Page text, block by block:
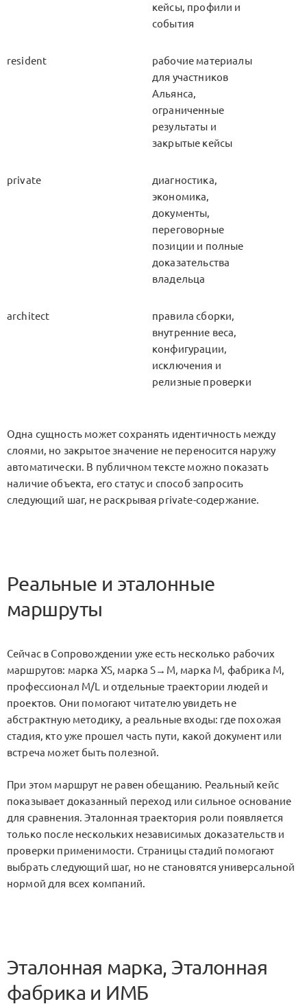
кейсы, профили и
события
resident
рабочие материалы
для участников
Альянса,
ограниченные
результаты и
закрытые кейсы
private
диагностика,
экономика,
документы,
переговорные
позиции и полные
доказательства
владельца
architect
правила сборки,
внутренние веса,
конфигурации,
исключения и
релизные проверки
Одна сущность может сохранять идентичность между
слоями, но закрытое значение не переносится наружу
автоматически. В публичном тексте можно показать
наличие объекта, его статус и способ запросить
следующий шаг, не раскрывая private-содержание.
Реальные и эталонные
маршруты
Сейчас в Сопровождении уже есть несколько рабочих
маршрутов: марка XS, марка S→M, марка M, фабрика M,
профессионал M/L и отдельные траектории людей и
проектов. Они помогают читателю увидеть не
абстрактную методику, а реальные входы: где похожая
стадия, кто уже прошел часть пути, какой документ или
встреча может быть полезной.
При этом маршрут не равен обещанию. Реальный кейс
показывает доказанный переход или сильное основание
для сравнения. Эталонная траектория роли появляется
только после нескольких независимых доказательств и
проверки применимости. Страницы стадий помогают
выбрать следующий шаг, но не становятся универсальной
нормой для всех компаний.
Эталонная марка, Эталонная
фабрика и ИМБ